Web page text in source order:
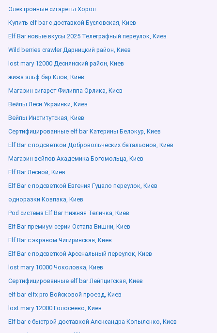
Электронные сигареты Хорол
Купить elf bar с доставкой Бусловская, Киев
Elf Bar новые вкусы 2025 Телеграфный переулок, Киев
Wild berries crawler Дарницкий район, Киев
lost mary 12000 Деснянский район, Киев
жижа эльф бар Клов, Киев
Магазин сигарет Филиппа Орлика, Киев
Вейпы Леси Украинки, Киев
Вейпы Институтская, Киев
Сертифицированные elf bar Катерины Белокур, Киев
Elf Bar с подсветкой Добровольческих батальонов, Киев
Магазин вейпов Академика Богомольца, Киев
Elf Bar Лесной, Киев
Elf Bar с подсветкой Евгения Гуцало переулок, Киев
одноразки Ковпака, Киев
Pod система Elf Bar Нижняя Теличка, Киев
Elf Bar премиум серии Остапа Вишни, Киев
Elf Bar с экраном Чигиринская, Киев
Elf Bar с подсветкой Арсенальный переулок, Киев
lost mary 10000 Чоколовка, Киев
Сертифицированные elf bar Лейпцигская, Киев
elf bar elfx pro Войсковой проезд, Киев
lost mary 12000 Голосеево, Киев
Elf bar с быстрой доставкой Александра Копыленко, Киев